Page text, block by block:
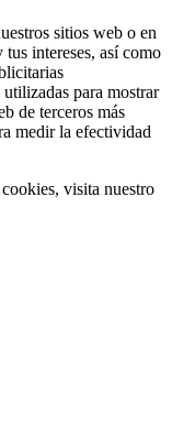
sitios web o en
intereses, así como
para mostrar
de terceros más
medir la efectividad
visita nuestro